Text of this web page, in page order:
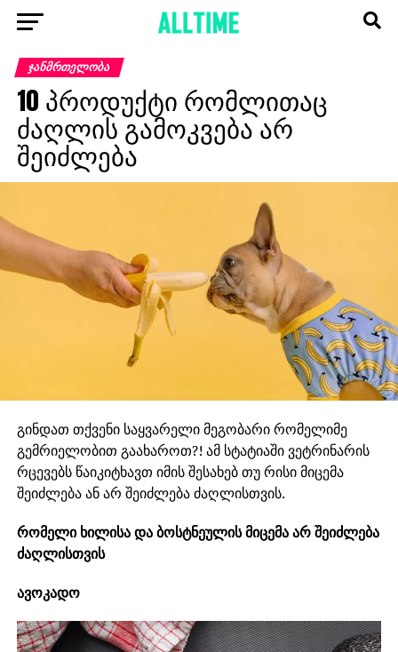
ᲯᲐᲜᲛᲠᲗᲔᲚᲝᲑᲐ
10 პროდუქტი რომლითაც
ძაღლის გამოკვება არ
შეიძლება
გინდათ თქვენი საყვარელი მეგობარი რომელიმე
გემრიელობით გაახაროთ?! ამ სტატიაში ვეტრინარის
რცევებს წაიკიტხავთ იმის შესახებ თუ რისი მიცემა
შეიძლება ან არ შეიძლება ძაღლისთვის.
რომელი ხილისა და ბოსტნეულის მიცემა არ შეიძლება
ძაღლისთვის
ავოკადო